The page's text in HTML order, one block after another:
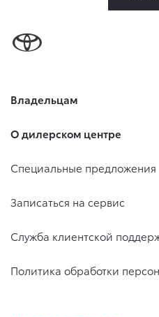
Владельцам
О дилерском центре
Специальные предложения
Записаться на сервис
Служба клиентской
Политика обработки